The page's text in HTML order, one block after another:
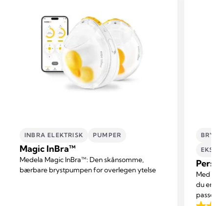
INBRA ELEKTRISK PUMPER
Magic InBra™
Medela Magic InBra™: Den skånsomme,
bærbare brystpumpen for overlegen ytelse
Med
du
passer